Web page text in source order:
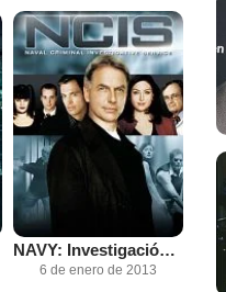
NAVY: Investigación criminal
6 de enero de 2013